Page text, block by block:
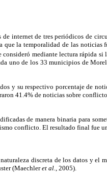
internet de tres periódicos de
la temporalidad de las
mediante lectura rápida
uno de los 33 municipios de
y su respectivo porcentaje de
41.4% de noticias sobre
de manera binaria para
conflicto. El resultado final fue
discreta de los datos y
(Maechleret al., 2005).